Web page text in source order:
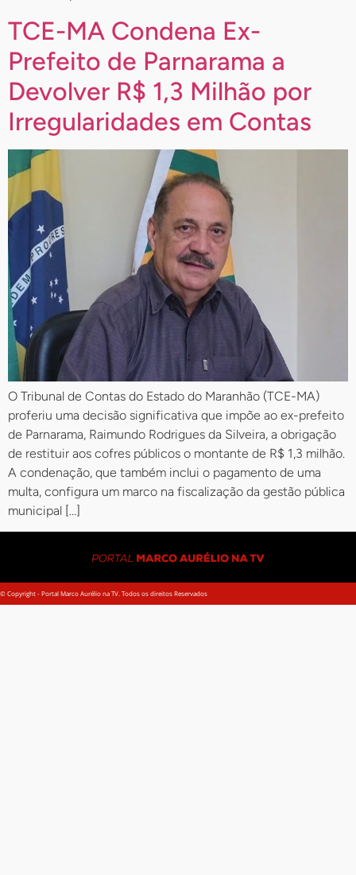
TCE-MA Condena Ex-
Prefeito de Parnarama a
Devolver R$ 1,3 Milhão por
Irregularidades em Contas
O Tribunal de Contas do Estado do Maranhão (TCE-MA)
proferiu uma decisão significativa que impõe ao ex-prefeito
de Parnarama, Raimundo Rodrigues da Silveira, a obrigação
de restituir aos cofres públicos o montante de R$ 1,3 milhão.
A condenação, que também inclui o pagamento de uma
multa, configura um marco na fiscalização da gestão pública
municipal […]
© Copyright - Portal Marco Aurélio na TV. Todos os direitos Reservados